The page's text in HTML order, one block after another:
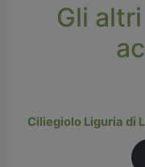
Gli
Ciliegiolo Liguria di